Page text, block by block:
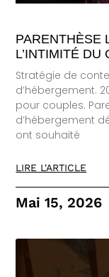
PARENTHÈSE
L’INTIMITÉ DU
Stratégie de
d’hébergement.
pour couples.
d’hébergement
ont souhaité
LIRE L'ARTICLE
Mai 15, 2026